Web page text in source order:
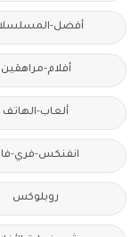
أفضل-
أفلام-مراهقين
ألعاب-الهاتف
انفنكس-فري-
روبلوكس